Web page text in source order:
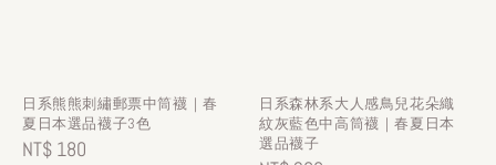
日系熊熊刺繡郵票中筒襪｜春
夏日本選品襪子3色
Regular
NT$ 180
日系森林系大人感鳥兒花朵織
紋灰藍色中高筒襪｜春夏日本
選品襪子